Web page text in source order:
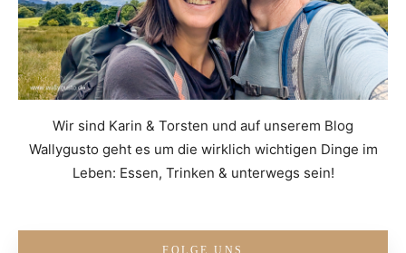
Wir sind Karin & Torsten und auf unserem Blog
Wallygusto geht es um die wirklich wichtigen Dinge im
Leben: Essen, Trinken & unterwegs sein!
FOLGE UNS